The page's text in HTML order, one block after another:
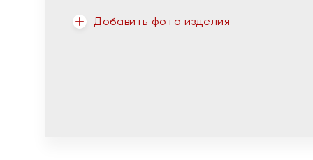
Добавить фото изделия